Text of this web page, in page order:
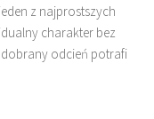
z najprostszych
charakter bez
odcień potrafi